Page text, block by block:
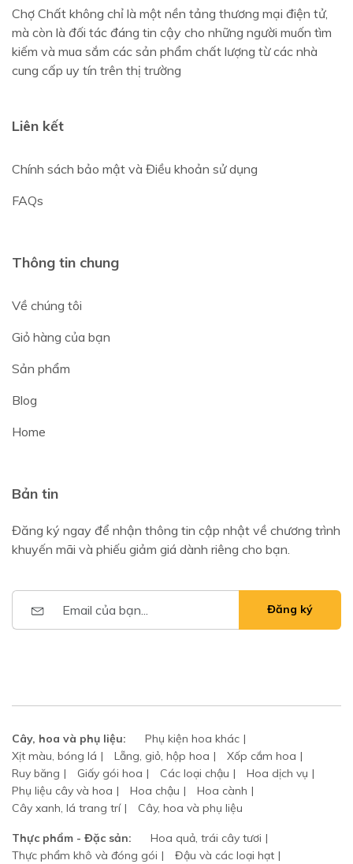
Chợ Chất không chỉ là một nền tảng thương mại điện tử,
mà còn là đối tác đáng tin cậy cho những người muốn tìm
kiếm và mua sắm các sản phẩm chất lượng từ các nhà
cung cấp uy tín trên thị trường
Liên kết
Chính sách bảo mật và Điều khoản sử dụng
FAQs
Thông tin chung
Về chúng tôi
Giỏ hàng của bạn
Sản phẩm
Blog
Home
Bản tin
Đăng ký ngay để nhận thông tin cập nhật về chương trình
khuyến mãi và phiếu giảm giá dành riêng cho bạn.
Đăng ký
Cây, hoa và phụ liệu:
Phụ kiện hoa khác
Xịt màu, bóng lá
Lẵng, giỏ, hộp hoa
Xốp cắm hoa
Ruy băng
Giấy gói hoa Các loại chậu
Hoa dịch vụ
Phụ liệu cây và hoa
Hoa chậu
Hoa cành
Cây xanh, lá trang trí
Cây, hoa và phụ liệu
Thực phẩm - Đặc sản:
Hoa quả, trái cây tươi
Thực phẩm khô và đóng gói
Đậu và các loại hạt